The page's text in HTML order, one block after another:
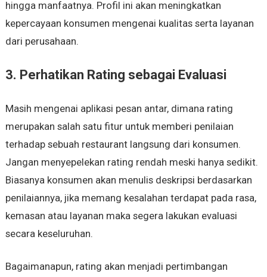
hingga manfaatnya. Profil ini akan meningkatkan
kepercayaan konsumen mengenai kualitas serta layanan
dari perusahaan.
3. Perhatikan Rating sebagai Evaluasi
Masih mengenai aplikasi pesan antar, dimana rating
merupakan salah satu fitur untuk memberi penilaian
terhadap sebuah restaurant langsung dari konsumen.
Jangan menyepelekan rating rendah meski hanya sedikit.
Biasanya konsumen akan menulis deskripsi berdasarkan
penilaiannya, jika memang kesalahan terdapat pada rasa,
kemasan atau layanan maka segera lakukan evaluasi
secara keseluruhan.
Bagaimanapun, rating akan menjadi pertimbangan